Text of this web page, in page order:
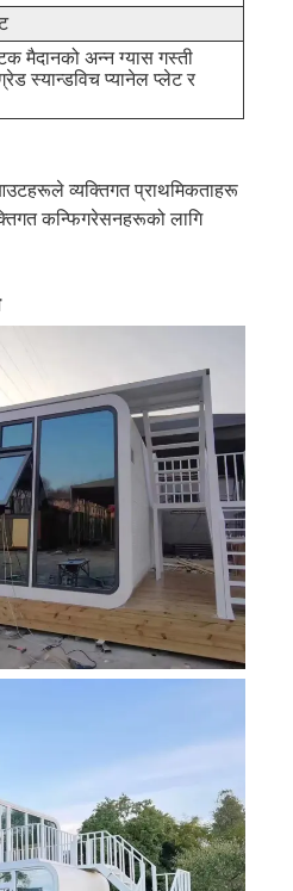
मैदानको अन्न ग्यास गस्ती
स्यान्डविच प्यानेल प्लेट र
व्यक्तिगत प्राथमिकताहरू
कन्फिगरेसनहरूको लागि